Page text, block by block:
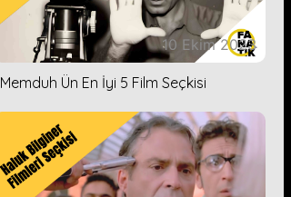
10 Ekim 2023
Memduh Ün En İyi 5 Film Seçkisi